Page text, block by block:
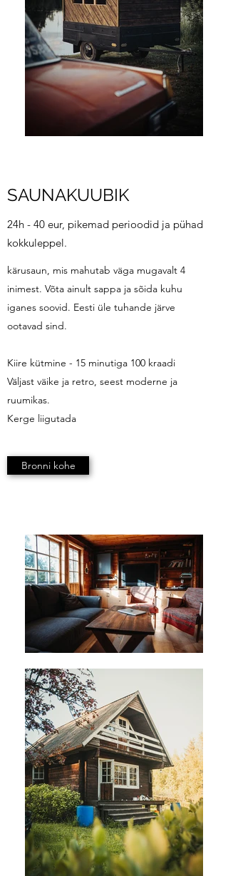
SAUNAKUUBIK
24h - 40 eur, pikemad perioodid ja pühad
kokkuleppel.
kärusaun, mis mahutab väga mugavalt 4
inimest. Võta ainult sappa ja sõida kuhu
iganes soovid. Eesti üle tuhande järve
ootavad sind.
Kiire kütmine - 15 minutiga 100 kraadi
Väljast väike ja retro, seest moderne ja
ruumikas.
Kerge liigutada
Bronni kohe